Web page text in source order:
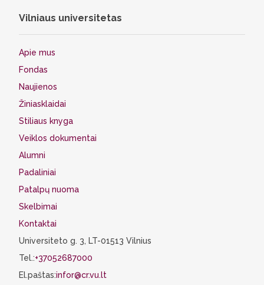
Vilniaus universitetas
Apie mus
Fondas
Naujienos
Žiniasklaidai
Stiliaus knyga
Veiklos dokumentai
Alumni
Padaliniai
Patalpų nuoma
Skelbimai
Kontaktai
Universiteto g. 3, LT-01513 Vilnius
Tel.:+37052687000
El.paštas:infor@cr.vu.lt